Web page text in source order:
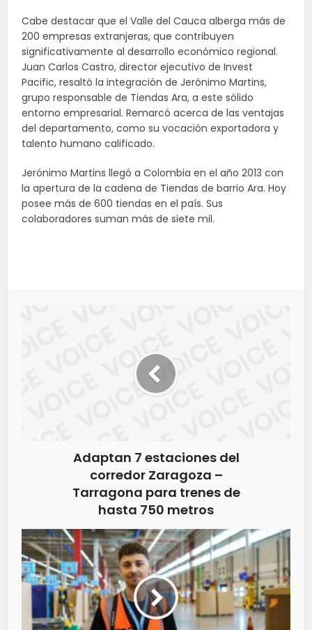
Cabe destacar que el Valle del Cauca alberga más de
200 empresas extranjeras, que contribuyen
significativamente al desarrollo económico regional.
Juan Carlos Castro, director ejecutivo de Invest
Pacific, resaltó la integración de Jerónimo Martins,
grupo responsable de Tiendas Ara, a este sólido
entorno empresarial. Remarcó acerca de las ventajas
del departamento, como su vocación exportadora y
talento humano calificado.
Jerónimo Martins llegó a Colombia en el año 2013 con
la apertura de la cadena de Tiendas de barrio Ara. Hoy
posee más de 600 tiendas en el país. Sus
colaboradores suman más de siete mil.
Adaptan 7 estaciones del
corredor Zaragoza –
Tarragona para trenes de
hasta 750 metros